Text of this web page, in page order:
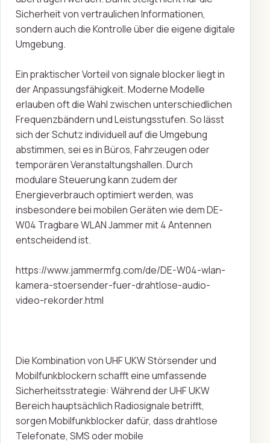
Sicherheit von vertraulichen Informationen,
sondern auch die Kontrolle über die eigene digitale
Umgebung.
Ein praktischer Vorteil von signale blocker liegt in
der Anpassungsfähigkeit. Moderne Modelle
erlauben oft die Wahl zwischen unterschiedlichen
Frequenzbändern und Leistungsstufen. So lässt
sich der Schutz individuell auf die Umgebung
abstimmen, sei es in Büros, Fahrzeugen oder
temporären Veranstaltungshallen. Durch
modulare Steuerung kann zudem der
Energieverbrauch optimiert werden, was
insbesondere bei mobilen Geräten wie dem DE-
W04 Tragbare WLAN Jammer mit 4 Antennen
entscheidend ist.
https://www.jammermfg.com/de/DE-W04-wlan-
kamera-stoersender-fuer-drahtlose-audio-
video-rekorder.html
Die Kombination von UHF UKW Störsender und
Mobilfunkblockern schafft eine umfassende
Sicherheitsstrategie: Während der UHF UKW
Bereich hauptsächlich Radiosignale betrifft,
sorgen Mobilfunkblocker dafür, dass drahtlose
Telefonate, SMS oder mobile